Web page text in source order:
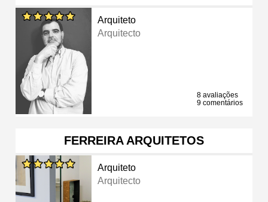
Arquiteto
Arquitecto
8 avaliações
9 comentários
FERREIRA ARQUITETOS
Arquiteto
Arquitecto